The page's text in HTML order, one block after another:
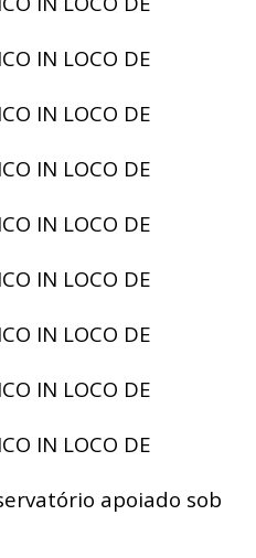
IN LOCO DE
IN LOCO DE
IN LOCO DE
IN LOCO DE
IN LOCO DE
IN LOCO DE
IN LOCO DE
IN LOCO DE
apoiado sob